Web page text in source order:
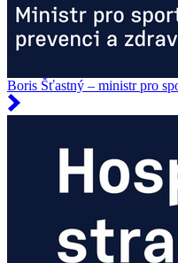
Boris Šťastný – ministr pro